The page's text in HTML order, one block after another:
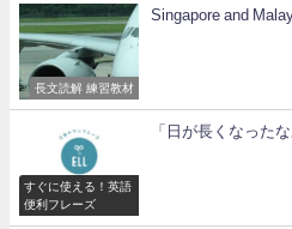
長文読解 練習教材
Singapore and
すぐに使える！英語
便利フレーズ
「日が長くなった